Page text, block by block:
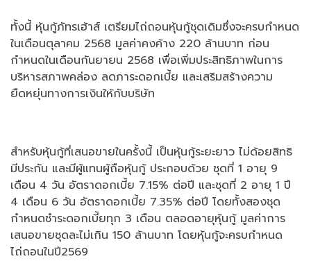
ทั้งนี้ หุ้นกู้ภัทรเฮ้าส์ เตรียมไถ่ถอนหุ้นกู้ชุดเดิมซึ่งจะครบกำหนด
ในเดือนตุลาคม 2568 มูลค่าคงค้าง 220 ล้านบาท ก่อน
กำหนดในเดือนกันยายน 2568 เพื่อเพิ่มประสิทธิภาพในการ
บริหารสภาพคล่อง ลดภาระดอกเบี้ย และเสริมสร้างความ
ยืดหยุ่นทางการเงินให้กับบริษัท
สำหรับหุ้นกู้ที่เสนอขายในครั้งนี้ เป็นหุ้นกู้ระยะยาว ไม่ด้อยสิทธิ
มีประกัน และมีผู้แทนผู้ถือหุ้นกู้ ประกอบด้วย ชุดที่ 1 อายุ 9
เดือน 4 วัน อัตราดอกเบี้ย 7.15% ต่อปี และชุดที่ 2 อายุ 1 ปี
4 เดือน 6 วัน อัตราดอกเบี้ย 7.35% ต่อปี โดยทั้งสองชุด
กำหนดชำระดอกเบี้ยทุก 3 เดือน ตลอดอายุหุ้นกู้ มูลค่าการ
เสนอขายชุดละไม่เกิน 150 ล้านบาท โดยหุ้นกู้จะครบกำหนด
ไถ่ถอนในปี2569